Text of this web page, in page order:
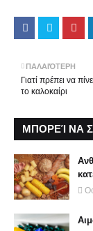
ΠΑΛΑΙΌΤΕΡΗ
Γιατί πρέπει να
το καλοκαίρι
ΜΠΟΡΕΊ ΝΑ